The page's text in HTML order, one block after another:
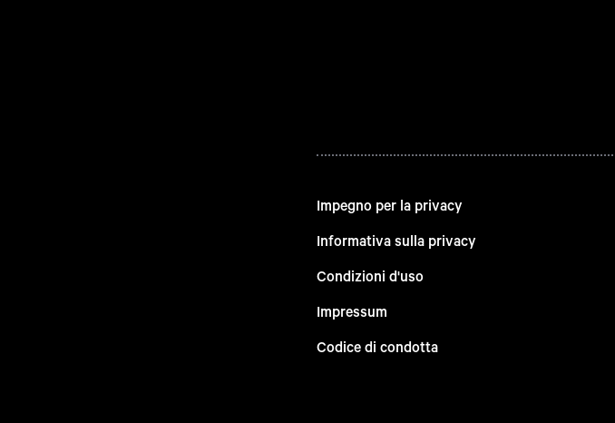
Impegno per la privacy
Informativa sulla privacy
Condizioni d'uso
Impressum
Codice di condotta